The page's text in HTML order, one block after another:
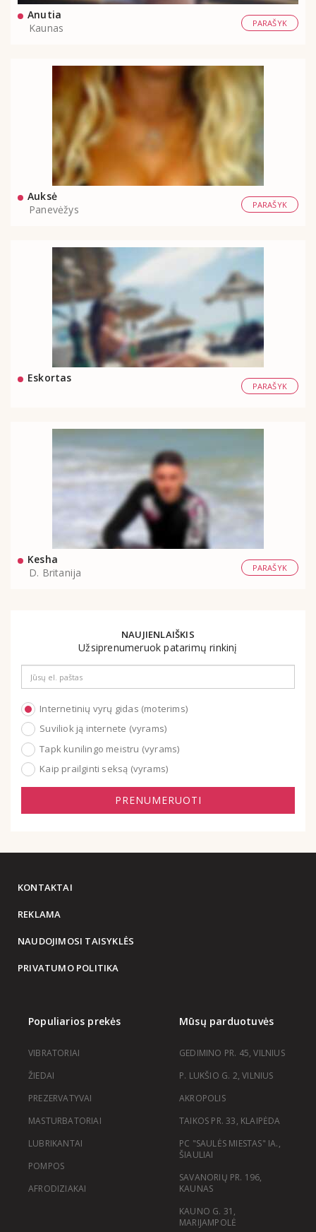
Anutia
Kaunas
PARAŠYK
Auksė
Panevėžys
PARAŠYK
Eskortas
PARAŠYK
Kesha
D. Britanija
PARAŠYK
NAUJIENLAIŠKIS
Užsiprenumeruok patarimų rinkinį
Internetinių vyrų gidas (moterims)
Suviliok ją internete (vyrams)
Tapk kunilingo meistru (vyrams)
Kaip prailginti seksą (vyrams)
PRENUMERUOTI
KONTAKTAI
REKLAMA
NAUDOJIMOSI TAISYKLĖS
PRIVATUMO POLITIKA
Populiarios prekės
VIBRATORIAI
ŽIEDAI
PREZERVATYVAI
MASTURBATORIAI
LUBRIKANTAI
POMPOS
AFRODIZIAKAI
Mūsų parduotuvės
GEDIMINO PR. 45, VILNIUS
P. LUKŠIO G. 2, VILNIUS
AKROPOLIS
TAIKOS PR. 33, KLAIPĖDA
PC "SAULĖS MIESTAS" IA.,
ŠIAULIAI
SAVANORIŲ PR. 196,
KAUNAS
KAUNO G. 31,
MARIJAMPOLĖ